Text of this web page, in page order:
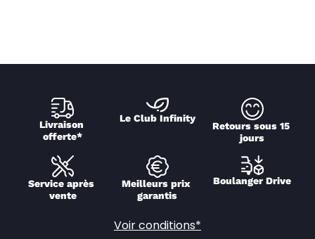
Livraison
offerte*
Le Club Infinity
Retours sous 15
jours
Service après
vente
Meilleurs prix
garantis
Boulanger Drive
Voir conditions*